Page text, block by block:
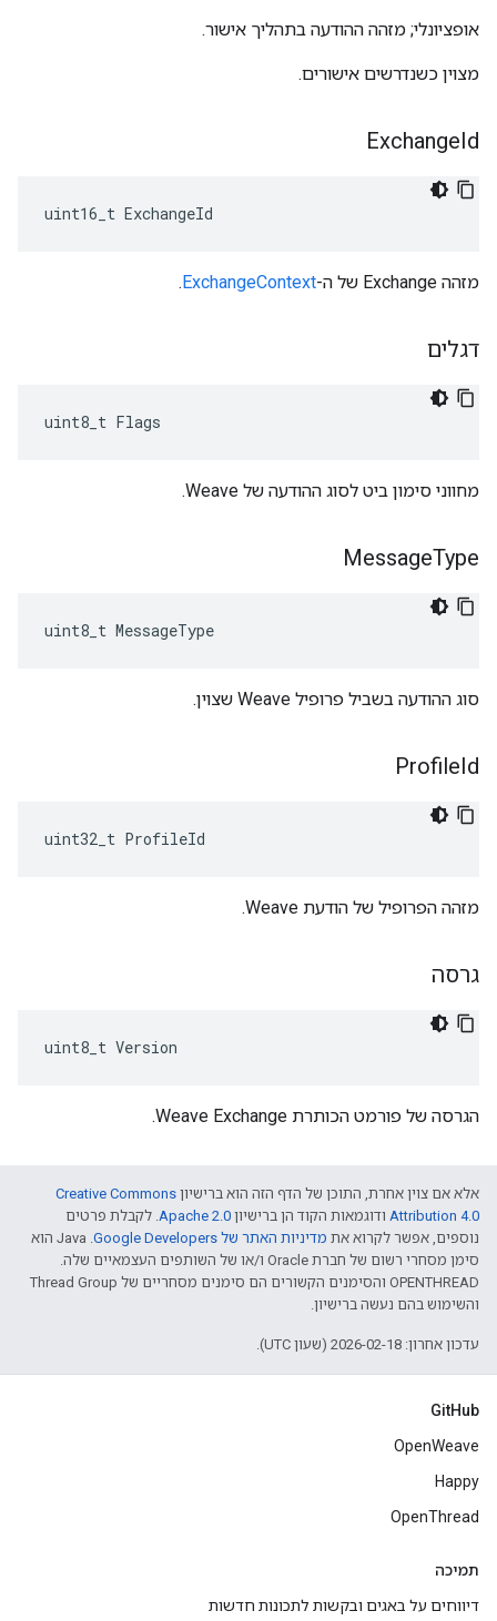
אופציונלי; מזהה ההודעה בתהליך אישור.
מצוין כשנדרשים אישורים.
ExchangeId
uint16_t ExchangeId
מזהה Exchange של ה- ExchangeContext
.
דגלים
uint8_t Flags
מחווני סימון ביט לסוג ההודעה של Weave.
MessageType
uint8_t MessageType
סוג ההודעה בשביל פרופיל Weave שצוין.
ProfileId
uint32_t ProfileId
מזהה הפרופיל של הודעת Weave.
גרסה
uint8_t Version
הגרסה של פורמט הכותרת Weave Exchange.
אלא אם צוין אחרת, התוכן של הדף הזה הוא ברישיון Creative Commons
Attribution 4.0‏ ודוגמאות הקוד הן ברישיון Apache 2.0‏. לקבלת פרטים
נוספים, אפשר לקרוא את מדיניות האתר של Google Developers‏
.‏ Java הוא
סימן מסחרי רשום של חברת Oracle ו/או של השותפים העצמאיים שלה.
‫OPENTHREAD והסימנים הקשורים הם סימנים מסחריים של Thread Group
והשימוש בהם נעשה ברישיון.
עדכון אחרון: 2026-02-18 (שעון UTC).
GitHub
OpenWeave
Happy
OpenThread
תמיכה
דיווחים על באגים ובקשות לתכונות חדשות